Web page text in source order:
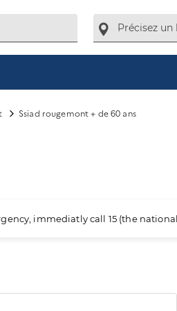
Ssiad rougemont + de 60 ans
immediatly call 15 (the